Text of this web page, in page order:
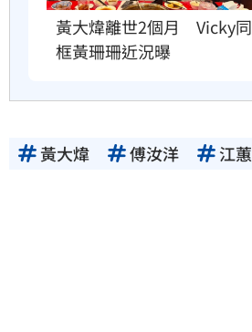
黃大煒離世2個月　Vicky同
框黃珊珊近況曝
黃大煒 傅汝洋 江蕙